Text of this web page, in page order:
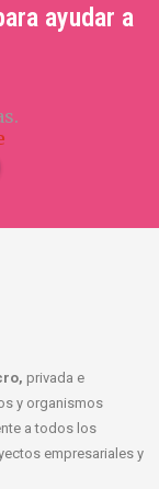
ayudar a
privada e
y organismos
a todos los
empresariales y